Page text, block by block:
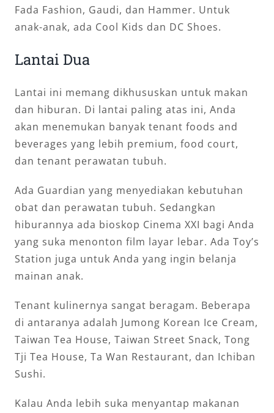
Fada Fashion, Gaudi, dan Hammer. Untuk
anak-anak, ada Cool Kids dan DC Shoes.
Lantai Dua
Lantai ini memang dikhususkan untuk makan
dan hiburan. Di lantai paling atas ini, Anda
akan menemukan banyak tenant foods and
beverages yang lebih premium, food court,
dan tenant perawatan tubuh.
Ada Guardian yang menyediakan kebutuhan
obat dan perawatan tubuh. Sedangkan
hiburannya ada bioskop Cinema XXI bagi Anda
yang suka menonton film layar lebar. Ada Toy’s
Station juga untuk Anda yang ingin belanja
mainan anak.
Tenant kulinernya sangat beragam. Beberapa
di antaranya adalah Jumong Korean Ice Cream,
Taiwan Tea House, Taiwan Street Snack, Tong
Tji Tea House, Ta Wan Restaurant, dan Ichiban
Sushi.
Kalau Anda lebih suka menyantap makanan